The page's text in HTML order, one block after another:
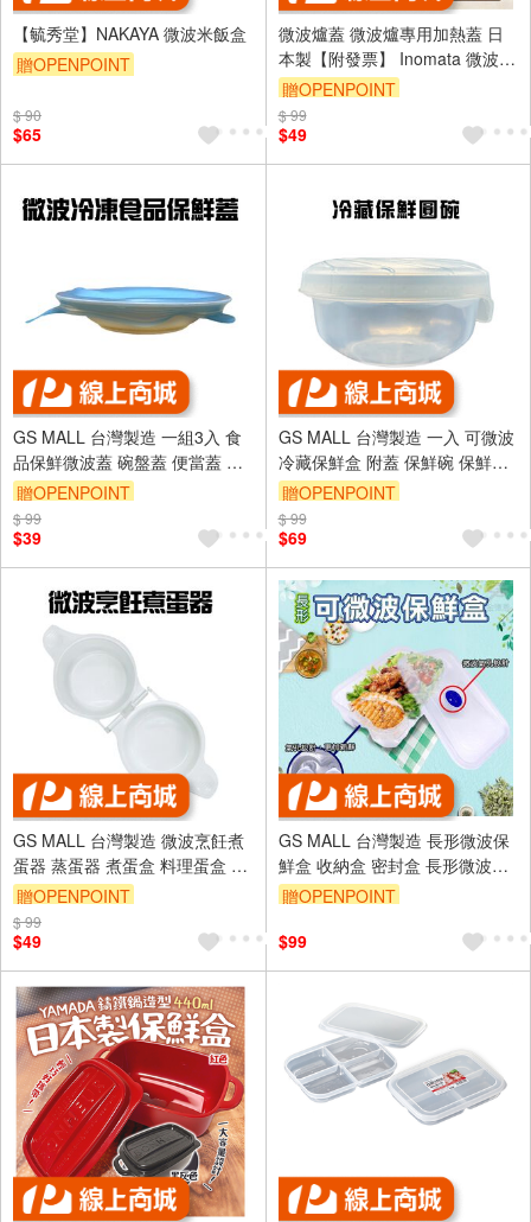
【毓秀堂】NAKAYA 微波米飯盒
贈OPENPOINT
$ 90
$65
微波爐蓋 微波爐專用加熱蓋 日
本製【附發票】 Inomata 微波蓋
微波蓋子 微波爐耐熱蓋 微波爐
蓋子 微波蒸蓋
贈OPENPOINT
$ 99
$49
GS MALL 台灣製造 一組3入 食
品保鮮微波蓋 碗盤蓋 便當蓋 餐
盒蓋 封碗蓋 飯盒蓋 保鮮蓋 食品
保鮮蓋 微波蓋
贈OPENPOINT
$ 99
$39
GS MALL 台灣製造 一入 可微波
冷藏保鮮盒 附蓋 保鮮碗 保鮮盒
冷藏盒 微波碗 便當盒 微波盒 收
納盒 點心收納
贈OPENPOINT
$ 99
$69
GS MALL 台灣製造 微波烹飪煮
蛋器 蒸蛋器 煮蛋盒 料理蛋盒 水
波蛋 半熟蛋盒 微波蛋盒 水煮蛋
盒 煮蛋器
贈OPENPOINT
$ 99
$49
GS MALL 台灣製造 長形微波保
鮮盒 收納盒 密封盒 長形微波盒
便當盒 長形保鮮盒 密封盒 微波
贈OPENPOINT
$99